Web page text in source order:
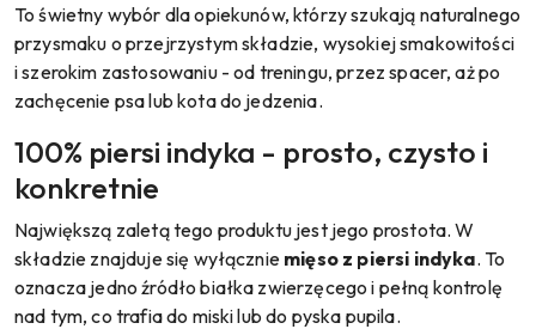
To świetny wybór dla opiekunów, którzy szukają naturalnego
przysmaku o przejrzystym składzie, wysokiej smakowitości
i szerokim zastosowaniu - od treningu, przez spacer, aż po
zachęcenie psa lub kota do jedzenia.
100% piersi indyka - prosto, czysto i
konkretnie
Największą zaletą tego produktu jest jego prostota. W
składzie znajduje się wyłącznie mięso z piersi indyka. To
oznacza jedno źródło białka zwierzęcego i pełną kontrolę
nad tym, co trafia do miski lub do pyska pupila.